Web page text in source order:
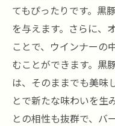
てもぴったりです。黒
を与えます。さらに、
ことで、ウインナーの
むことができます。黒
は、そのままでも美味
とで新たな味わいを生
との相性も抜群で、バ